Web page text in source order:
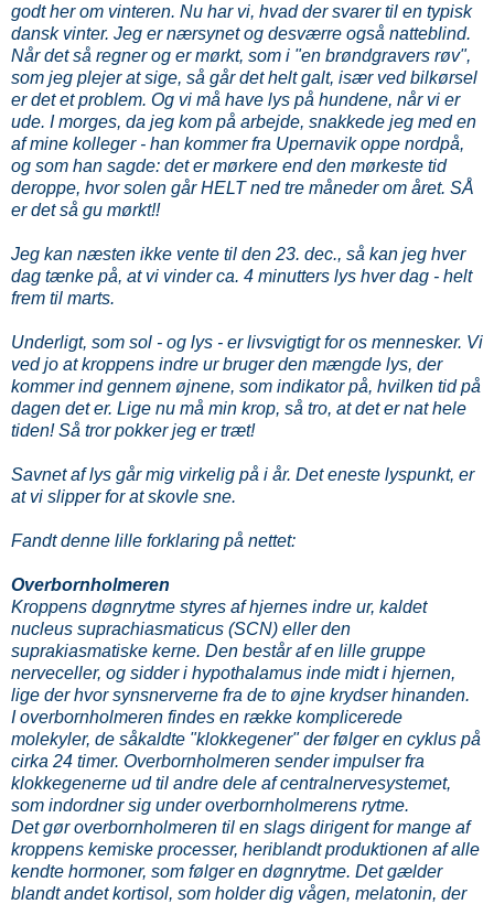
godt her om vinteren. Nu har vi, hvad der svarer til en typisk
dansk vinter. Jeg er nærsynet og desværre også natteblind.
Når det så regner og er mørkt, som i "en brøndgravers røv",
som jeg plejer at sige, så går det helt galt, især ved bilkørsel
er det et problem. Og vi må have lys på hundene, når vi er
ude. I morges, da jeg kom på arbejde, snakkede jeg med en
af mine kolleger - han kommer fra Upernavik oppe nordpå,
og som han sagde: det er mørkere end den mørkeste tid
deroppe, hvor solen går HELT ned tre måneder om året. SÅ
er det så gu mørkt!!
Jeg kan næsten ikke vente til den 23. dec., så kan jeg hver
dag tænke på, at vi vinder ca. 4 minutters lys hver dag - helt
frem til marts.
Underligt, som sol - og lys - er livsvigtigt for os mennesker. Vi
ved jo at kroppens indre ur bruger den mængde lys, der
kommer ind gennem øjnene, som indikator på, hvilken tid på
dagen det er. Lige nu må min krop, så tro, at det er nat hele
tiden! Så tror pokker jeg er træt!
Savnet af lys går mig virkelig på i år. Det eneste lyspunkt, er
at vi slipper for at skovle sne.
Fandt denne lille forklaring på nettet:
Overbornholmeren
Kroppens døgnrytme styres af hjernes indre ur, kaldet
nucleus suprachiasmaticus (SCN) eller den
suprakiasmatiske kerne. Den består af en lille gruppe
nerveceller, og sidder i hypothalamus inde midt i hjernen,
lige der hvor synsnerverne fra de to øjne krydser hinanden.
I overbornholmeren findes en række komplicerede
molekyler, de såkaldte "klokkegener" der følger en cyklus på
cirka 24 timer. Overbornholmeren sender impulser fra
klokkegenerne ud til andre dele af centralnervesystemet,
som indordner sig under overbornholmerens rytme.
Det gør overbornholmeren til en slags dirigent for mange af
kroppens kemiske processer, heriblandt produktionen af alle
kendte hormoner, som følger en døgnrytme. Det gælder
blandt andet kortisol, som holder dig vågen, melatonin, der